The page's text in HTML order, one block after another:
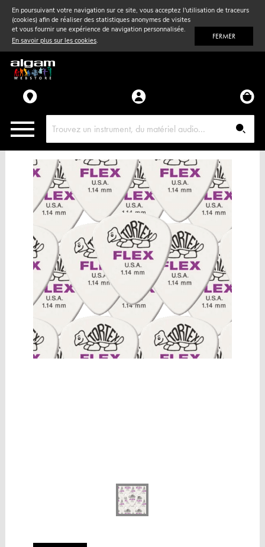
En poursuivant votre navigation sur ce site, vous acceptez l'utilisation de traceurs
(cookies) afin de réaliser des statistiques anonymes de visites
et vous fournir une expérience de navigation personnalisée.
En savoir plus sur les cookies. FERMER
Vent& Violon
Accessoires
Pièces détachées